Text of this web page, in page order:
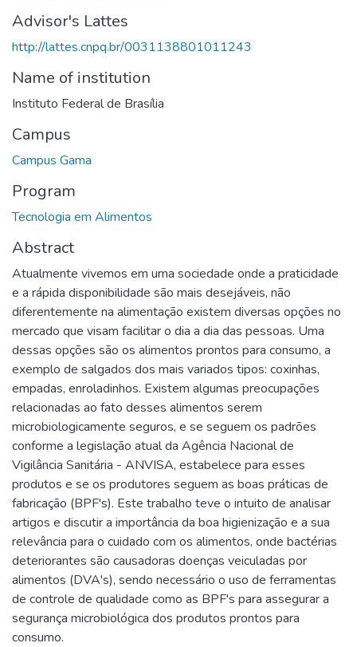
Advisor's Lattes
http://lattes.cnpq.br/0031138801011243
Name of institution
Instituto Federal de Brasília
Campus
Campus Gama
Program
Tecnologia em Alimentos
Abstract
Atualmente vivemos em uma sociedade onde a praticidade
e a rápida disponibilidade são mais desejáveis, não
diferentemente na alimentação existem diversas opções no
mercado que visam facilitar o dia a dia das pessoas. Uma
dessas opções são os alimentos prontos para consumo, a
exemplo de salgados dos mais variados tipos: coxinhas,
empadas, enroladinhos. Existem algumas preocupações
relacionadas ao fato desses alimentos serem
microbiologicamente seguros, e se seguem os padrões
conforme a legislação atual da Agência Nacional de
Vigilância Sanitária - ANVISA, estabelece para esses
produtos e se os produtores seguem as boas práticas de
fabricação (BPF's). Este trabalho teve o intuito de analisar
artigos e discutir a importância da boa higienização e a sua
relevância para o cuidado com os alimentos, onde bactérias
deteriorantes são causadoras doenças veiculadas por
alimentos (DVA's), sendo necessário o uso de ferramentas
de controle de qualidade como as BPF's para assegurar a
segurança microbiológica dos produtos prontos para
consumo.